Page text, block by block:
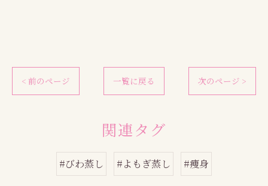
< 前のページ 一覧に戻る 次のページ >
関連タグ
#びわ蒸し #よもぎ蒸し #痩身